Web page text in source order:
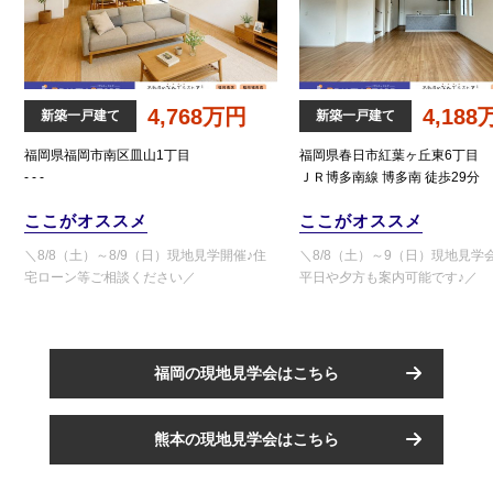
新築一戸建て 4,768万円
福岡県福岡市南区皿山1丁目
- - -
ここがオススメ
＼8/8（土）～8/9（日）現地見学開催♪住
宅ローン等ご相談ください／
新築一戸建て 4,188
福岡県春日市紅葉ヶ丘東6丁目
ＪＲ博多南線 博多南 徒歩29分
ここがオススメ
＼8/8（土）～9（日）現地見学
平日や夕方も案内可能です♪／
福岡の現地見学会はこちら
熊本の現地見学会はこちら